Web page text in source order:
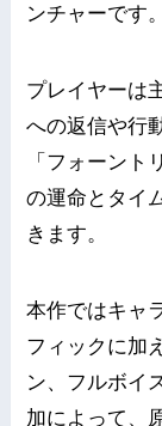
ンチャーです。
プレイヤーは
への返信や行
「フォーン
の運命とタイ
きます。
本作ではキャ
フィックに加
ン、フルボイ
加によって、